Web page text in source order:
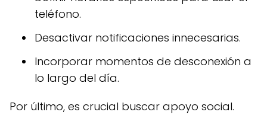
teléfono.
Desactivar notificaciones innecesarias.
Incorporar momentos de desconexión a
lo largo del día.
Por último, es crucial buscar apoyo social.